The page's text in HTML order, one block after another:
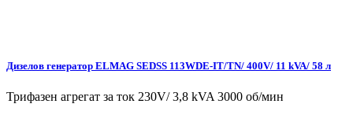
Дизелов генератор ELMAG SEDSS 113WDE-IT/TN/ 400V/ 11 kVA/ 58 л
Трифазен агрегат за ток 230V/ 3,8 kVA 3000 об/мин